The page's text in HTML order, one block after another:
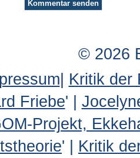
© 2026
| Kritik der
Friebe' |
Projekt,
' | Kritik